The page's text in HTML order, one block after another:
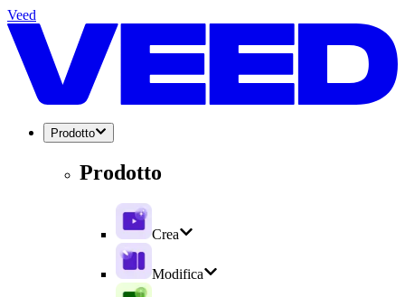
Veed
Prodotto
Prodotto
Crea
Modifica